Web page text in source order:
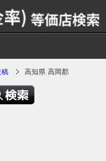
稿 高知県 高岡郡